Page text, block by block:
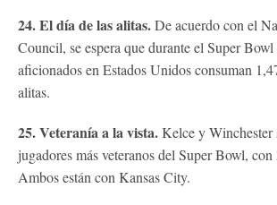
24. El día de las alitas.De acuerdo con el
Council, se espera que durante el Super
aficionados en Estados Unidos consuman
alitas.
25. Veteranía a la vista.Kelce y Winchester
jugadores más veteranos del Super Bowl,
Ambos están con Kansas City.